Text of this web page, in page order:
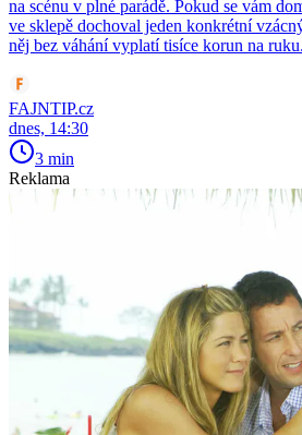
na scénu v plné parádě. Pokud se vám
ve sklepě dochoval jeden konkrétní
něj bez váhání vyplatí tisíce korun na ruku.
FAJNTIP.cz
dnes, 14:30
3 min
Reklama